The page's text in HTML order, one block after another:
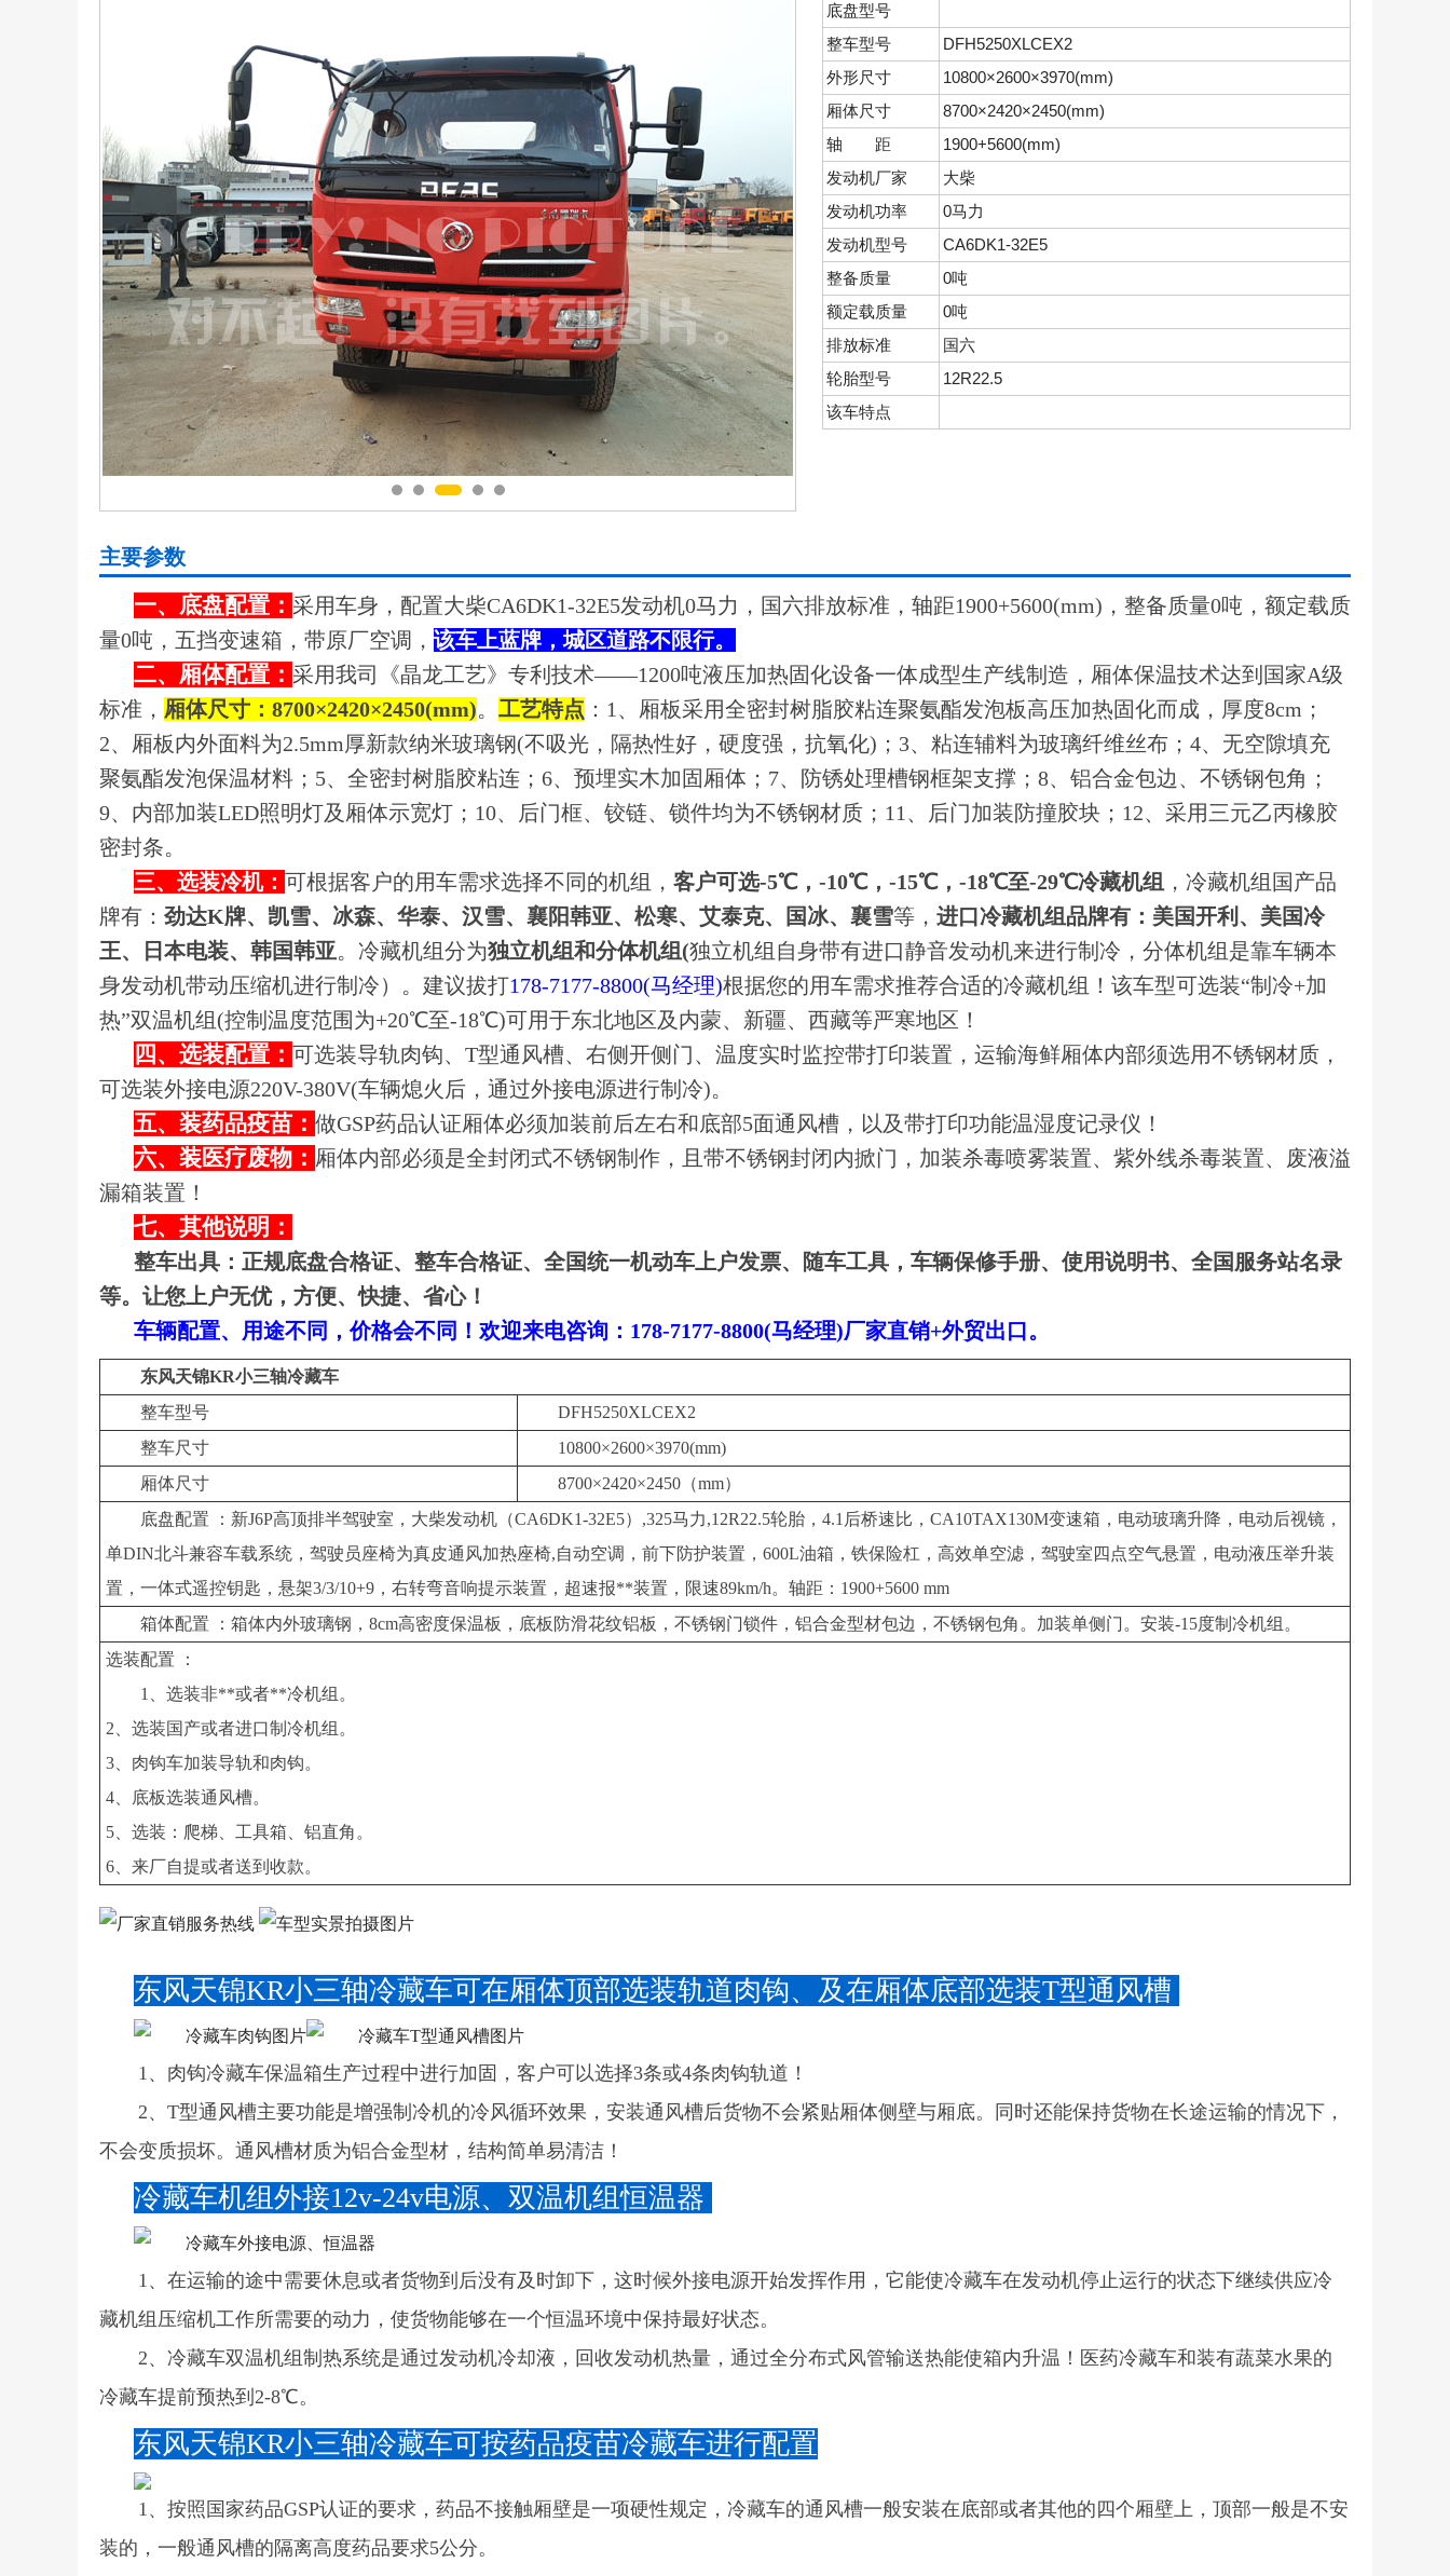
底盘型号
整车型号
DFH5250XLCEX2
外形尺寸
10800×2600×3970(mm)
厢体尺寸
8700×2420×2450(mm)
轴 距
1900+5600(mm)
发动机厂家
大柴
发动机功率
0马力
发动机型号
CA6DK1-32E5
整备质量
0吨
额定载质量
0吨
排放标准
国六
轮胎型号
12R22.5
该车特点
主要参数
一、底盘配置： 采用车身，配置大柴CA6DK1-32E5发动机0马力，国六排放标准，轴距1900+5600(mm)，整备质量0吨，额定载质
量0吨，五挡变速箱，带原厂空调， 该车上蓝牌，城区道路不限行。
二、厢体配置： 采用我司《晶龙工艺》专利技术——1200吨液压加热固化设备一体成型生产线制造，厢体保温技术达到国家A级
标准， 厢体尺寸：8700×2420×2450(mm)。 工艺特点 ：1、厢板采用全密封树脂胶粘连聚氨酯发泡板高压加热固化而成，厚度8cm；
2、厢板内外面料为2.5mm厚新款纳米玻璃钢(不吸光，隔热性好，硬度强，抗氧化)；3、粘连辅料为玻璃纤维丝布；4、无空隙填充
聚氨酯发泡保温材料；5、全密封树脂胶粘连；6、预埋实木加固厢体；7、防锈处理槽钢框架支撑；8、铝合金包边、不锈钢包角；
9、内部加装LED照明灯及厢体示宽灯；10、后门框、铰链、锁件均为不锈钢材质；11、后门加装防撞胶块；12、采用三元乙丙橡胶
密封条。
三、选装冷机： 可根据客户的用车需求选择不同的机组， 客户可选-5℃，-10℃，-15℃，-18℃至-29℃冷藏机组 ，冷藏机组国产品
牌有： 劲达K牌、凯雪、冰森、华泰、汉雪、襄阳韩亚、松寒、艾泰克、国冰、襄雪等， 进口冷藏机组品牌有：美国开利、美国冷
王、日本电装、韩国韩亚。冷藏机组分为独立机组和分体机组(独立机组自身带有进口静音发动机来进行制冷，分体机组是靠车辆本
身发动机带动压缩机进行制冷）。建议拔打178-7177-8800(马经理)根据您的用车需求推荐合适的冷藏机组！该车型可选装“制冷+加
热”双温机组(控制温度范围为+20℃至-18℃)可用于东北地区及内蒙、新疆、西藏等严寒地区！
四、选装配置： 可选装导轨肉钩、T型通风槽、右侧开侧门、温度实时监控带打印装置，运输海鲜厢体内部须选用不锈钢材质，
可选装外接电源220V-380V(车辆熄火后，通过外接电源进行制冷)。
五、装药品疫苗： 做GSP药品认证厢体必须加装前后左右和底部5面通风槽，以及带打印功能温湿度记录仪！
六、装医疗废物： 厢体内部必须是全封闭式不锈钢制作，且带不锈钢封闭内掀门，加装杀毒喷雾装置、紫外线杀毒装置、废液溢
漏箱装置！
七、其他说明：
整车出具：正规底盘合格证、整车合格证、全国统一机动车上户发票、随车工具，车辆保修手册、使用说明书、全国服务站名录
等。让您上户无优，方便、快捷、省心！
车辆配置、用途不同，价格会不同！欢迎来电咨询：178-7177-8800(马经理)厂家直销+外贸出口。
东风天锦KR小三轴冷藏车
整车型号
DFH5250XLCEX2
整车尺寸
10800×2600×3970(mm)
厢体尺寸
8700×2420×2450（mm）
底盘配置 ：新J6P高顶排半驾驶室，大柴发动机（CA6DK1-32E5）,325马力,12R22.5轮胎，4.1后桥速比，CA10TAX130M变速箱，电动玻璃升降，电动后视镜，
单DIN北斗兼容车载系统，驾驶员座椅为真皮通风加热座椅,自动空调，前下防护装置，600L油箱，铁保险杠，高效单空滤，驾驶室四点空气悬置，电动液压举升装
置，一体式遥控钥匙，悬架3/3/10+9，右转弯音响提示装置，超速报**装置，限速89km/h。轴距：1900+5600 mm
箱体配置 ：箱体内外玻璃钢，8cm高密度保温板，底板防滑花纹铝板，不锈钢门锁件，铝合金型材包边，不锈钢包角。加装单侧门。安装-15度制冷机组。
选装配置 ：
1、选装非**或者**冷机组。
2、选装国产或者进口制冷机组。
3、肉钩车加装导轨和肉钩。
4、底板选装通风槽。
5、选装：爬梯、工具箱、铝直角。
6、来厂自提或者送到收款。
东风天锦KR小三轴冷藏车可在厢体顶部选装轨道肉钩、及在厢体底部选装T型通风槽
1、肉钩冷藏车保温箱生产过程中进行加固，客户可以选择3条或4条肉钩轨道！
2、T型通风槽主要功能是增强制冷机的冷风循环效果，安装通风槽后货物不会紧贴厢体侧壁与厢底。同时还能保持货物在长途运输的情况下，
不会变质损坏。通风槽材质为铝合金型材，结构简单易清洁！
冷藏车机组外接12v-24v电源、双温机组恒温器
1、在运输的途中需要休息或者货物到后没有及时卸下，这时候外接电源开始发挥作用，它能使冷藏车在发动机停止运行的状态下继续供应冷
藏机组压缩机工作所需要的动力，使货物能够在一个恒温环境中保持最好状态。
2、冷藏车双温机组制热系统是通过发动机冷却液，回收发动机热量，通过全分布式风管输送热能使箱内升温！医药冷藏车和装有蔬菜水果的
冷藏车提前预热到2-8℃。
东风天锦KR小三轴冷藏车可按药品疫苗冷藏车进行配置
1、按照国家药品GSP认证的要求，药品不接触厢壁是一项硬性规定，冷藏车的通风槽一般安装在底部或者其他的四个厢壁上，顶部一般是不安
装的，一般通风槽的隔离高度药品要求5公分。